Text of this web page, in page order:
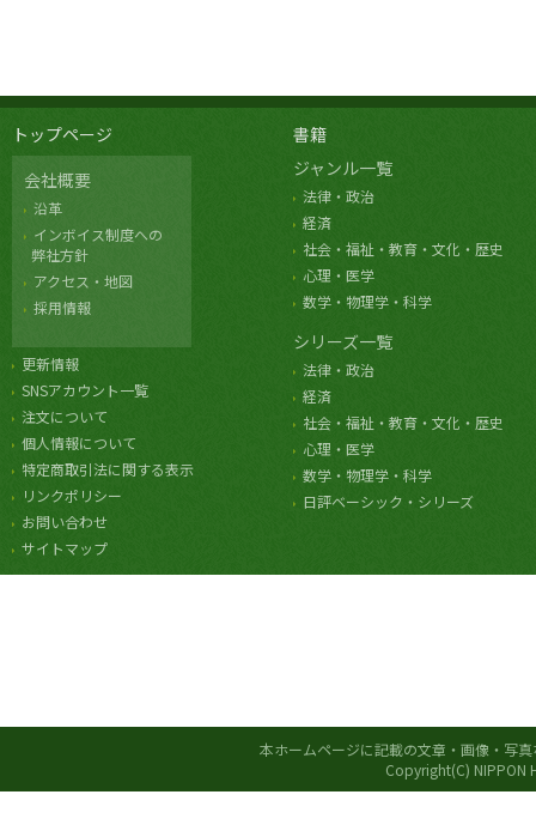
トップページ
会社概要
沿革
インボイス制度への
弊社方針
アクセス・地図
採用情報
更新情報
SNSアカウント一覧
注文について
個人情報について
特定商取引法に関する表示
リンクポリシー
お問い合わせ
サイトマップ
書籍
ジャンル一覧
法律・政治
経済
社会・福祉・教育・文化・歴史
心理・医学
数学・物理学・科学
シリーズ一覧
法律・政治
経済
社会・福祉・教育・文化・歴史
心理・医学
数学・物理学・科学
日評ベーシック・シリーズ
本ホームページに記載の文章・画像・写
Copyright(C) NIPPON